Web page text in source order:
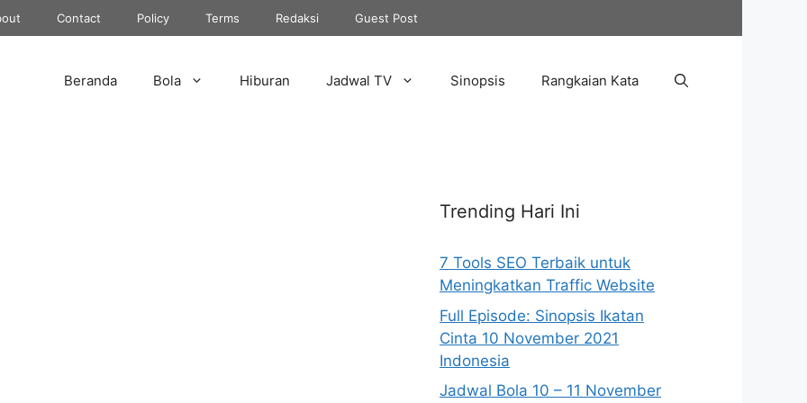
Contact Policy Terms Redaksi Guest Post
Beranda Bola Hiburan Jadwal TV Sinopsis Rangkaian Kata
Trending Hari Ini
7 Tools SEO Terbaik untuk
Meningkatkan Traffic Website
Full Episode: Sinopsis Ikatan
Cinta 10 November 2021
Indonesia
Jadwal Bola 10 – 11 November